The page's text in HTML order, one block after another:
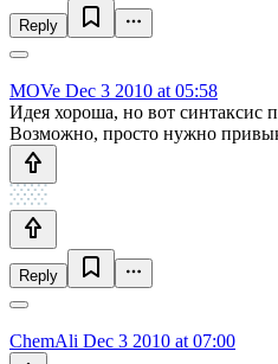
Reply
MOVe Dec 3 2010 at 05:58
Идея хороша, но вот синтаксис
Возможно, просто нужно
Reply
ChemAli Dec 3 2010 at 07:00